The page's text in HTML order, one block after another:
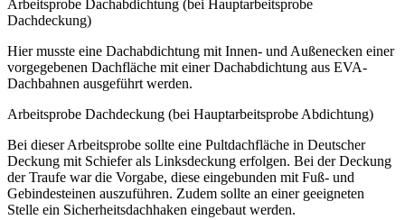
Arbeitsprobe Dachabdichtung (bei Hauptarbeitsprobe
Dachdeckung)
Hier musste eine Dachabdichtung mit Innen- und Außenecken einer
vorgegebenen Dachfläche mit einer Dachabdichtung aus EVA-
Dachbahnen ausgeführt werden.
Arbeitsprobe Dachdeckung (bei Hauptarbeitsprobe Abdichtung)
Bei dieser Arbeitsprobe sollte eine Pultdachfläche in Deutscher
Deckung mit Schiefer als Linksdeckung erfolgen. Bei der Deckung
der Traufe war die Vorgabe, diese eingebunden mit Fuß- und
Gebindesteinen auszuführen. Zudem sollte an einer geeigneten
Stelle ein Sicherheitsdachhaken eingebaut werden.